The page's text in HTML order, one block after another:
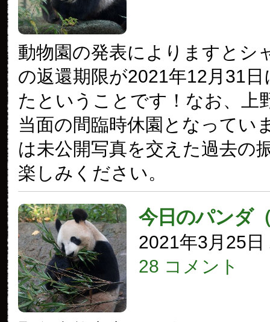
動物園の発表によりますとシ
の返還期限が2021年12月31
たということです！なお、上
当面の間臨時休園となってい
は未公開写真を交えた過去の
楽しみください。
今日のパンダ
2021年3月25日
28 コメント